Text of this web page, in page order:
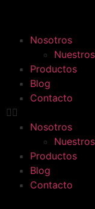
Nosotros
Productos
Blog
Contacto
Nosotros
Productos
Blog
Contacto